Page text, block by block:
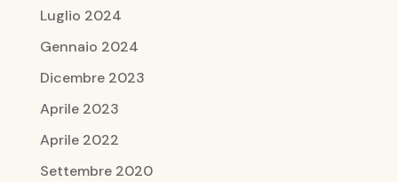
Luglio 2024
Gennaio 2024
Dicembre 2023
Aprile 2023
Aprile 2022
Settembre 2020